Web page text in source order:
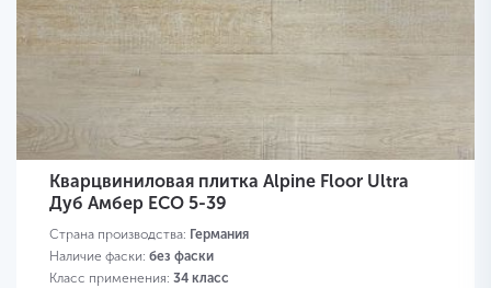
Кварцвиниловая плитка Alpine Floor Ultra
Дуб Амбер ЕСО 5-39
Страна производства: Германия
Наличие фаски: без фаски
Класс применения: 34 класс